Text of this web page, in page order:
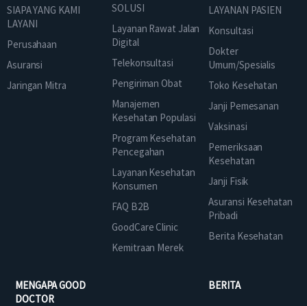
SIAPA YANG KAMI
LAYANI
Perusahaan
Asuransi
Jaringan Mitra
SOLUSI
Layanan Rawat Jalan
Digital
Telekonsultasi
Pengiriman Obat
Manajemen
Kesehatan Populasi
Program Kesehatan
Pencegahan
Layanan Kesehatan
Konsumen
FAQ B2B
GoodCare Clinic
Kemitraan Merek
LAYANAN PASIEN
Konsultasi
Dokter
Umum/Spesialis
Toko Kesehatan
Janji Pemesanan
Vaksinasi
Pemeriksaan
Kesehatan
Janji Fisik
Asuransi Kesehatan
Pribadi
Berita Kesehatan
MENGAPA GOOD
DOCTOR
BERITA